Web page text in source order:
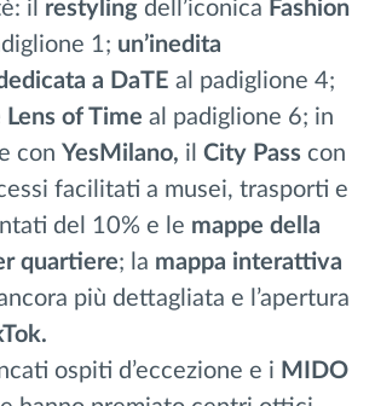
il restyling dell’iconica Fashion
1; un’inedita
a DaTE al padiglione 4;
Lens of Time al padiglione 6; in
con YesMilano, il City Pass con
facilitati a musei, trasporti e
del 10% e le mappe della
quartiere; la mappa interattiva
più dettagliata e l’apertura
ospiti d’eccezione e i MIDO